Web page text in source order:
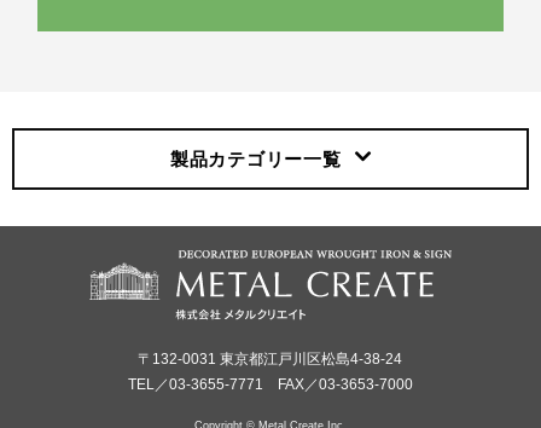
製品カテゴリー一覧
〒132-0031 東京都江戸川区松島4-38-24
TEL／03-3655-7771 FAX／03-3653-7000
Copyright © Metal Create Inc.